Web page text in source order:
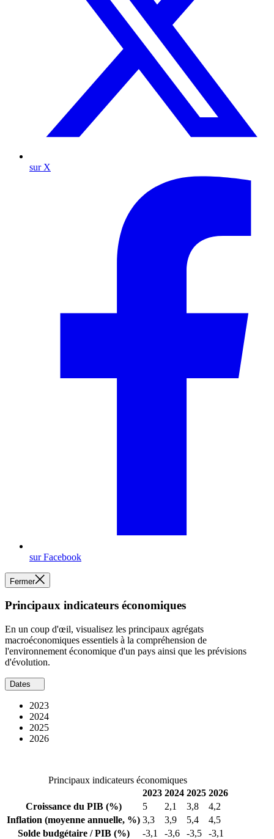
sur X
sur Facebook
Fermer
Principaux indicateurs économiques
En un coup d'œil, visualisez les principaux agrégats
macroéconomiques essentiels à la compréhension de
l'environnement économique d'un pays ainsi que les prévisions
d'évolution.
Dates
2023
2024
2025
2026
Principaux indicateurs économiques
2023 2024 2025 2026
Croissance du PIB (%) 5 2,1 3,8
4,2
Inflation (moyenne annuelle, %) 3,3 3,9 5,4
4,5
Solde budgétaire / PIB (%) -3,1 -3,6 -3,5
-3,1